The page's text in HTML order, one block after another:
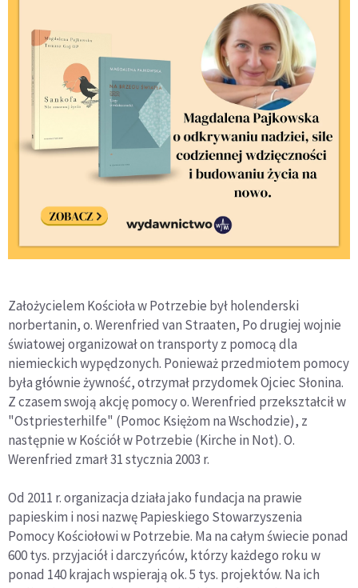
Założycielem Kościoła w Potrzebie był holenderski
norbertanin, o. Werenfried van Straaten, Po drugiej wojnie
światowej organizował on transporty z pomocą dla
niemieckich wypędzonych. Ponieważ przedmiotem pomocy
była głównie żywność, otrzymał przydomek Ojciec Słonina.
Z czasem swoją akcję pomocy o. Werenfried przekształcił w
"Ostpriesterhilfe" (Pomoc Księżom na Wschodzie), z
następnie w Kościół w Potrzebie (Kirche in Not). O.
Werenfried zmarł 31 stycznia 2003 r.
Od 2011 r. organizacja działa jako fundacja na prawie
papieskim i nosi nazwę Papieskiego Stowarzyszenia
Pomocy Kościołowi w Potrzebie. Ma na całym świecie ponad
600 tys. przyjaciół i darczyńców, którzy każdego roku w
ponad 140 krajach wspierają ok. 5 tys. projektów. Na ich